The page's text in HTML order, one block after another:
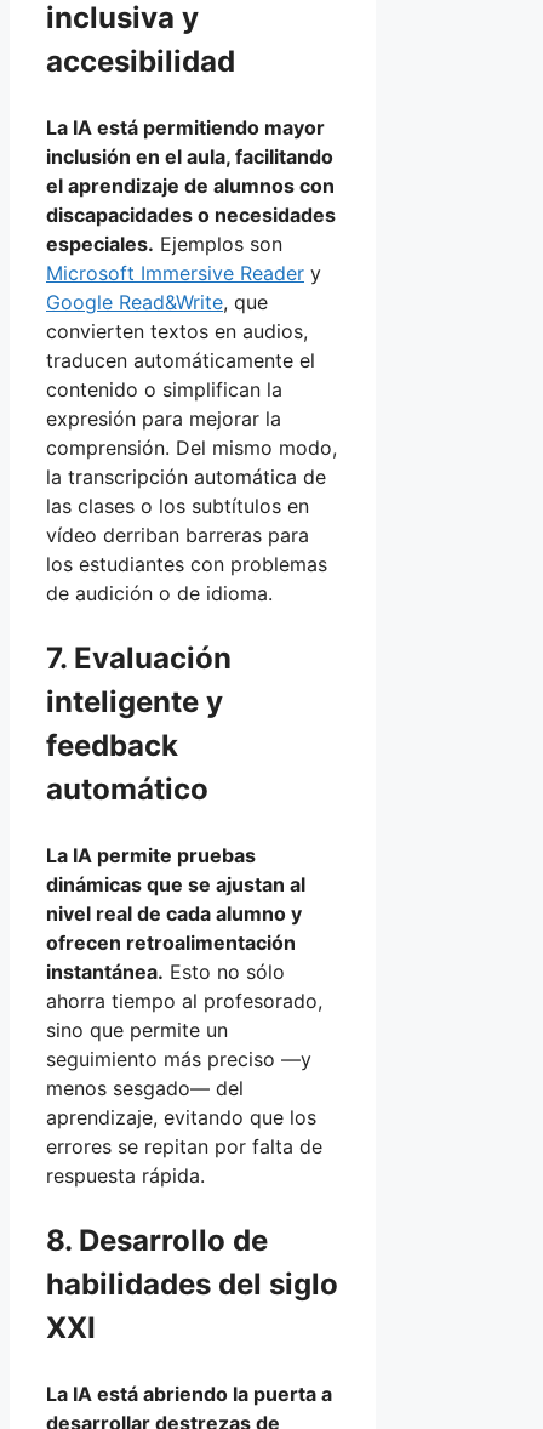
inclusiva y
accesibilidad
La IA está permitiendo mayor
inclusión en el aula, facilitando
el aprendizaje de alumnos con
discapacidades o necesidades
especiales. Ejemplos son
Microsoft Immersive Reader y
Google Read&Write, que
convierten textos en audios,
traducen automáticamente el
contenido o simplifican la
expresión para mejorar la
comprensión. Del mismo modo,
la transcripción automática de
las clases o los subtítulos en
vídeo derriban barreras para
los estudiantes con problemas
de audición o de idioma.
7. Evaluación
inteligente y
feedback
automático
La IA permite pruebas
dinámicas que se ajustan al
nivel real de cada alumno y
ofrecen retroalimentación
instantánea. Esto no sólo
ahorra tiempo al profesorado,
sino que permite un
seguimiento más preciso —y
menos sesgado— del
aprendizaje, evitando que los
errores se repitan por falta de
respuesta rápida.
8. Desarrollo de
habilidades del siglo
XXI
La IA está abriendo la puerta a
desarrollar destrezas de